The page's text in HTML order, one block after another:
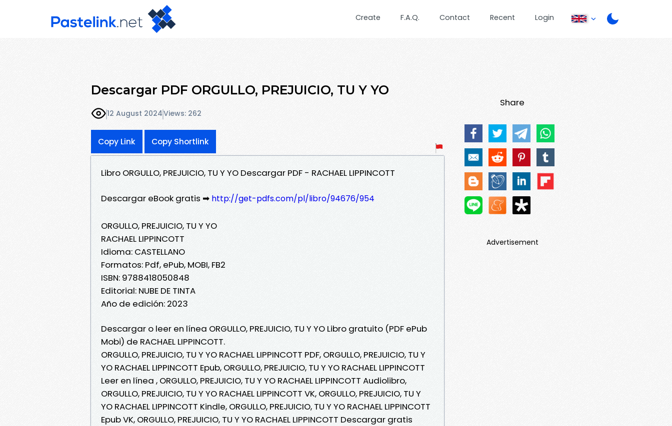
Create F.A.Q. Contact Recent Login
Descargar PDF ORGULLO, PREJUICIO, TU Y YO
12 August 2024Views: 262
Copy Link Copy Shortlink
Libro ORGULLO, PREJUICIO, TU Y YO Descargar PDF - RACHAEL LIPPINCOTT
Descargar eBook gratis ➡ http://get-pdfs.com/pl/libro/94676/954
ORGULLO, PREJUICIO, TU Y YO
RACHAEL LIPPINCOTT
Idioma: CASTELLANO
Formatos: Pdf, ePub, MOBI, FB2
ISBN: 9788418050848
Editorial: NUBE DE TINTA
Año de edición: 2023
Descargar o leer en línea ORGULLO, PREJUICIO, TU Y YO Libro gratuito (PDF ePub
Mobi) de RACHAEL LIPPINCOTT.
ORGULLO, PREJUICIO, TU Y YO RACHAEL LIPPINCOTT PDF, ORGULLO, PREJUICIO, TU Y
YO RACHAEL LIPPINCOTT Epub, ORGULLO, PREJUICIO, TU Y YO RACHAEL LIPPINCOTT
Leer en línea , ORGULLO, PREJUICIO, TU Y YO RACHAEL LIPPINCOTT Audiolibro,
ORGULLO, PREJUICIO, TU Y YO RACHAEL LIPPINCOTT VK, ORGULLO, PREJUICIO, TU Y
YO RACHAEL LIPPINCOTT Kindle, ORGULLO, PREJUICIO, TU Y YO RACHAEL LIPPINCOTT
Epub VK, ORGULLO, PREJUICIO, TU Y YO RACHAEL LIPPINCOTT Descargar gratis
Share
Advertisement